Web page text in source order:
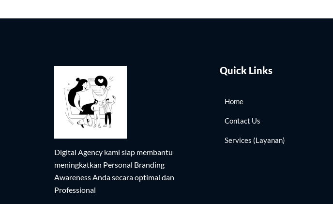
Digital Agency kami siap membantu
meningkatkan Personal Branding
Awareness Anda secara optimal dan
Professional​
Quick Links
Home
Contact Us
Services (Layanan)